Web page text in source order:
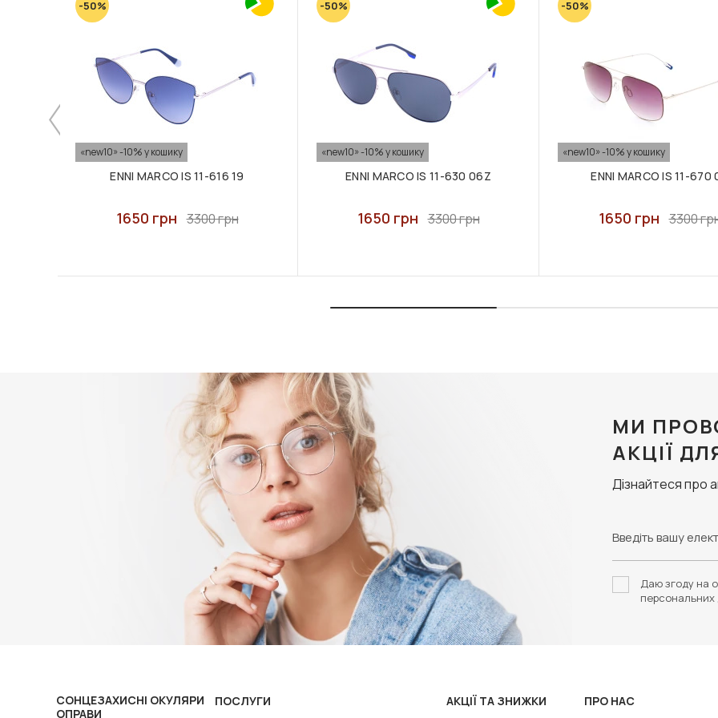
-50%
«new10» -10% у кошику
ENNI MARCO IS 11-616 19
1650 грн 3300 грн
-50%
«new10» -10% у кошику
ENNI MARCO IS 11-630 06Z
1650 грн 3300 грн
-50%
«new10» -10% у кошику
ENNI MARCO IS 11-670
1650 грн 3300
МИ
АКЦІЇ
Дізнайтеся про
Даю згоду на
СОНЦЕЗАХИСНІ ОКУЛЯРИ
ОПРАВИ
ПОСЛУГИ АКЦІЇ ТА ЗНИЖКИ ПРО НАС